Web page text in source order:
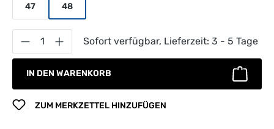
47 48
Produkt Anzahl: Gib den gewünschten
Sofort verfügbar, Lieferzeit: 3 - 5 Tage
IN DEN WARENKORB
ZUM MERKZETTEL HINZUFÜGEN